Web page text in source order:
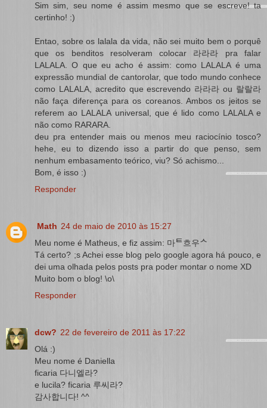
Sim sim, seu nome é assim mesmo que se escreve! ta
certinho! :)
Entao, sobre os lalala da vida, não sei muito bem o porquê
que os benditos resolveram colocar 라라라 pra falar
LALALA. O que eu acho é assim: como LALALA é uma
expressão mundial de cantorolar, que todo mundo conhece
como LALALA, acredito que escrevendo 라라라 ou 랄랄라
não faça diferença para os coreanos. Ambos os jeitos se
referem ao LALALA universal, que é lido como LALALA e
não como RARARA.
deu pra entender mais ou menos meu raciocínio tosco?
hehe, eu to dizendo isso a partir do que penso, sem
nenhum embasamento teórico, viu? Só achismo...
Bom, é isso :)
Responder
Math 24 de maio de 2010 às 15:27
Meu nome é Matheus, e fiz assim: 마ᄐ흐우ᄉ
Tá certo? ;s Achei esse blog pelo google agora há pouco, e
dei uma olhada pelos posts pra poder montar o nome XD
Muito bom o blog! \o\
Responder
dcw? 22 de fevereiro de 2011 às 17:22
Olá :)
Meu nome é Daniella
ficaria 다니엘라?
e lucila? ficaria 루씨라?
감사합니다! ^^